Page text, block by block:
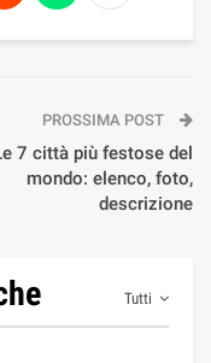
PROSSIMA POST
7 città più festose del
mondo: elenco, foto,
descrizione
Tutti